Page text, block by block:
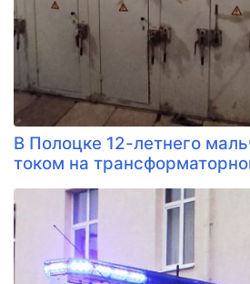
В Полоцке 12-летнего
током на